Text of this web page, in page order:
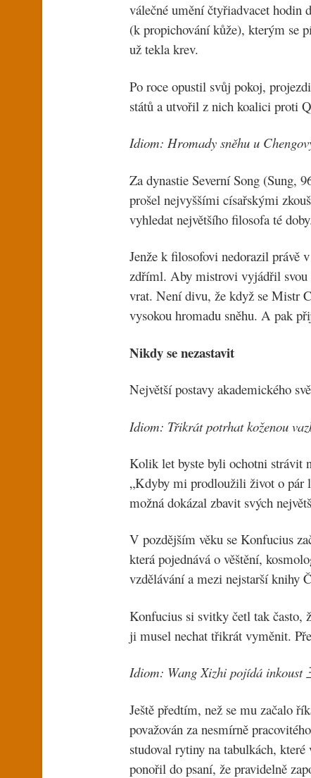
válečné umění čtyřiadvacet hodin
(k propichování kůže), kterým se
už tekla krev.
Po roce opustil svůj pokoj,
států a utvořil z nich koalici proti
Idiom: Hromady sněhu u
Za dynastie Severní Song (Sung,
prošel nejvyššími císařskými
vyhledat největšího filosofa té
Jenže k filosofovi nedorazil právě
zdříml. Aby mistrovi vyjádřil svou
vrat. Není divu, že když se Mistr
vysokou hromadu sněhu. A pak
Nikdy se nezastavit
Největší postavy akademického
Idiom: Třikrát potrhat koženou
Kolik let byste byli ochotni strávit
„Kdyby mi prodloužili život o pár
možná dokázal zbavit svých
V pozdějším věku se Konfucius
která pojednává o věštění,
vzdělávání a mezi nejstarší knihy
Konfucius si svitky četl tak často,
ji musel nechat třikrát vyměnit.
Idiom: Wang Xizhi pojídá
Ještě předtím, než se mu začalo
považován za nesmírně
studoval rytiny na tabulkách,
ponořil do psaní, že pravidelně